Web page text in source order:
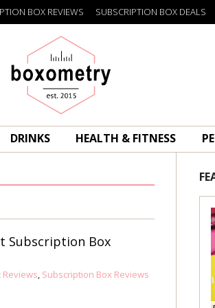
Boxometry
BOX REVIEWS SUBSCRIPTION BOX DEALS
DRINKS HEALTH & FITNESS
Subscription Box
Reviews, Subscription Box Reviews